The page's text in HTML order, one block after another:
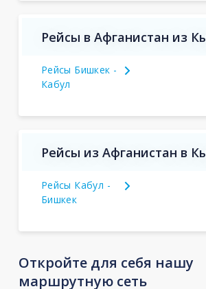
Рейсы в Афганистан из
Рейсы Бишкек -
Кабул
Рейсы из Афганистан в
Рейсы Кабул -
Бишкек
Откройте для себя нашу
маршрутную сеть